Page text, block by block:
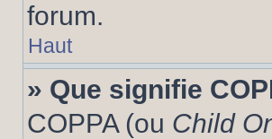
forum.
Haut
» Que signifie
COPPA (ou Child